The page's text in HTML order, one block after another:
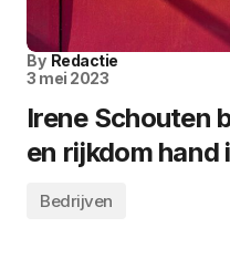
By Redactie
3 mei 2023
Irene Schouten
en rijkdom hand
Bedrijven